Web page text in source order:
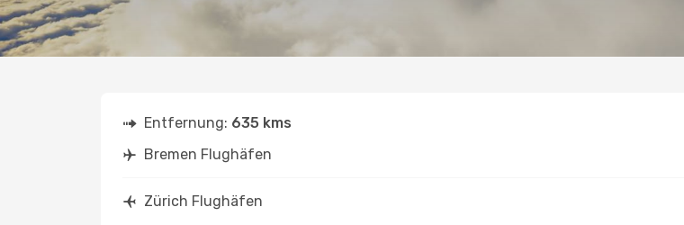
Entfernung: 635 kms
Bremen Flughäfen
Zürich Flughäfen